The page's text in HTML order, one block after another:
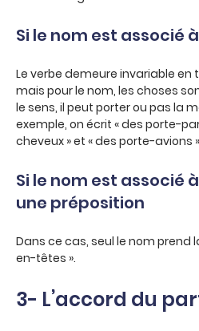
Si le nom est associé
Le verbe demeure invariable
mais pour le nom, les choses
le sens, il peut porter ou pas la
exemple, on écrit « des porte-
cheveux » et « des porte-avions
Si le nom est associé
une préposition
Dans ce cas, seul le nom prend
en-têtes ».
3- L’accord du